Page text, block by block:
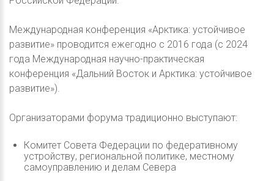
Международная конференция «Арктика: устойчивое
развитие» проводится ежегодно с 2016 года (c 2024
года Международная научно-практическая
конференция «Дальний Восток и Арктика: устойчивое
развитие»).
Организаторами форума традиционно выступают:
Комитет Совета Федерации по федеративному
устройству, региональной политике, местному
самоуправлению и делам Севера